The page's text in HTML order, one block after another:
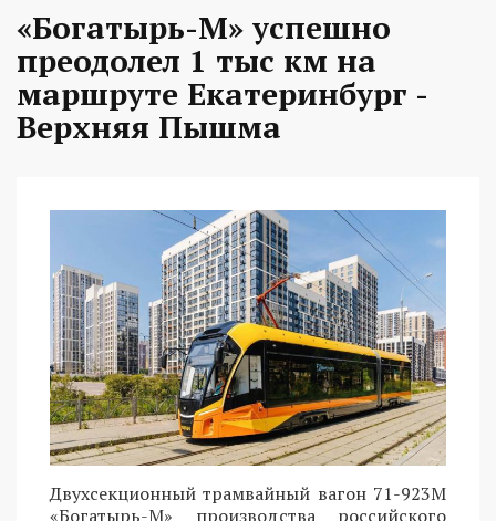
«Богатырь-М» успешно
преодолел 1 тыс км на
маршруте Екатеринбург -
Верхняя Пышма
Двухсекционный трамвайный вагон 71-923М
«Богатырь-М» производства российского